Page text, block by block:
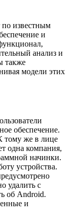
известным
и
анализ и
также
модели этих
обеспечение.
тому же в лице
одна компания,
начинки.
устройства.
удалить с
об Android.
и